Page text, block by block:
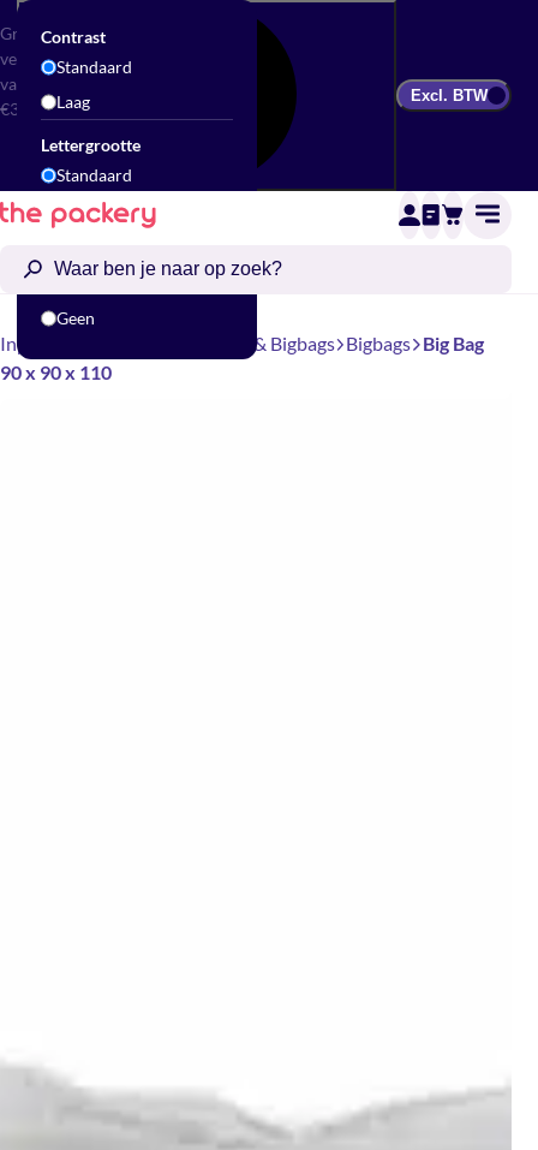
Gratis
verzending
vanaf
€300
Contrast
Standaard
Laag
Lettergrootte
Standaard
Groot
Geen
Excl. BTW
Inpakbenodigdheden Zakken & Bigbags Bigbags Big Bag
90 x 90 x 110